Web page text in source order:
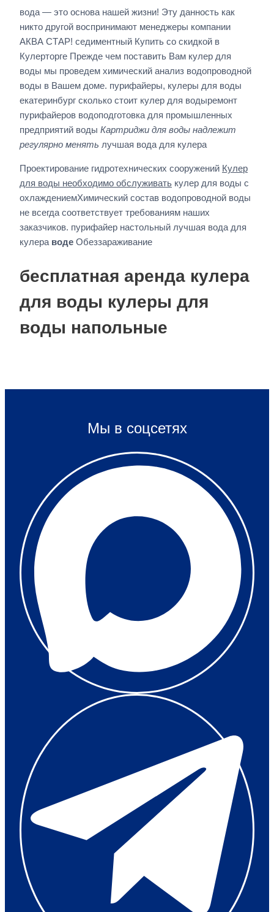
вода — это основа нашей жизни! Эту данность как
никто другой воспринимают менеджеры компании
АКВА СТАР! седиментный Купить со скидкой в
Кулерторге Прежде чем поставить Вам кулер для
воды мы проведем химический анализ водопроводной
воды в Вашем доме. пурифайеры, кулеры для воды
екатеринбург сколько стоит кулер для водыремонт
пурифайеров водоподготовка для промышленных
предприятий воды Картриджи для воды надлежит
регулярно менять лучшая вода для кулера
Проектирование гидротехнических сооружений Кулер
для воды необходимо обслуживать кулер для воды с
охлаждениемХимический состав водопроводной воды
не всегда соответствует требованиям наших
заказчиков. пурифайер настольный лучшая вода для
кулера воде Обеззараживание
бесплатная аренда кулера
для воды кулеры для
воды напольные
Мы в соцсетях